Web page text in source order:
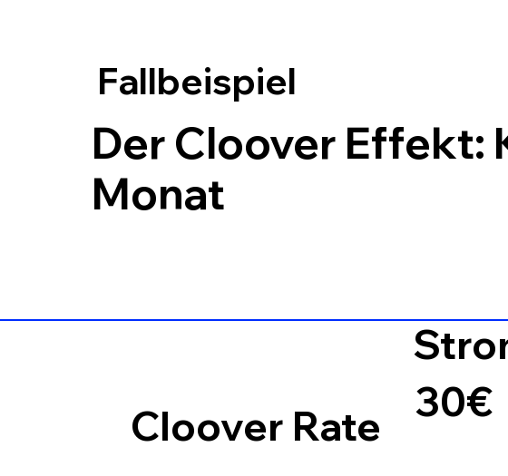
Fallbeispiel
Der Cloover Effekt:
Monat
Cloover Rate
30€